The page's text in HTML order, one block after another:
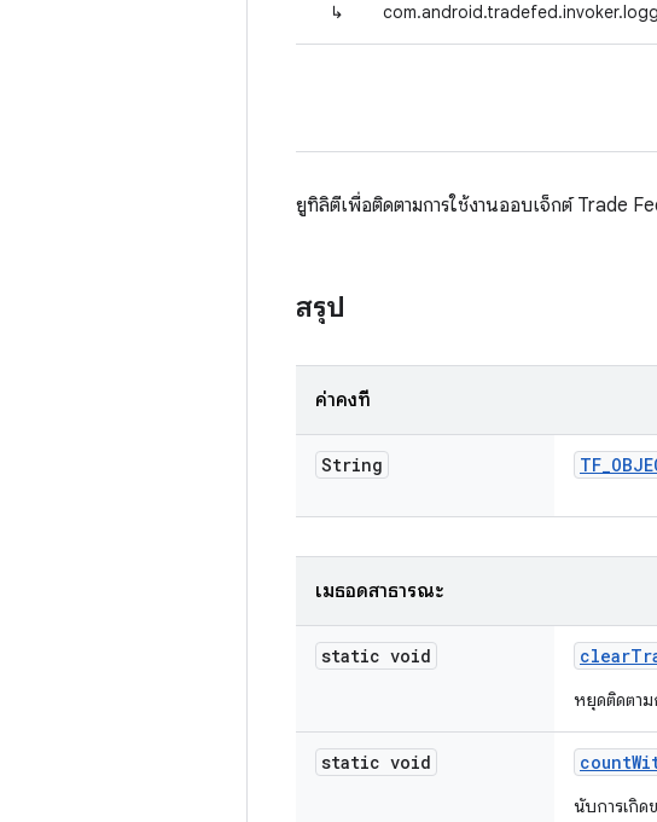
↳
ยูทิลิตีเพื่อติดตามการใช้งานออบเจ็กต์ Trade
สรุป
ค่าคงที่
String TF_
เมธอดสาธารณะ
static void clear
หยุดติดตาม
static void count
นับการเกิด